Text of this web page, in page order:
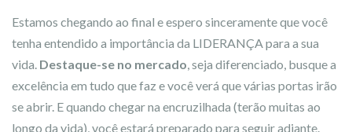
Estamos chegando ao final e espero sinceramente que você
tenha entendido a importância da LIDERANÇA para a sua
vida. Destaque-se no mercado, seja diferenciado, busque a
excelência em tudo que faz e você verá que várias portas irão
se abrir. E quando chegar na encruzilhada (terão muitas ao
longo da vida), você estará preparado para seguir adiante.